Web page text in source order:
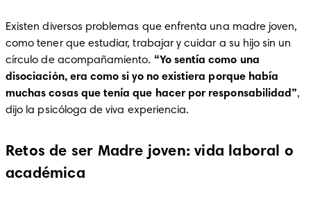
Existen diversos problemas que enfrenta una madre joven,
como tener que estudiar, trabajar y cuidar a su hijo sin un
círculo de acompañamiento. “Yo sentía como una
disociación, era como si yo no existiera porque había
muchas cosas que tenía que hacer por responsabilidad”,
dijo la psicóloga de viva experiencia.
Retos de ser Madre joven: vida laboral o
académica